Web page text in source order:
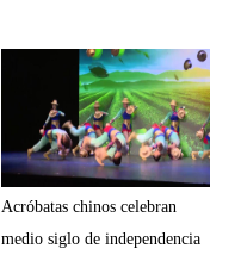
Acróbatas chinos celebran
medio siglo de independencia